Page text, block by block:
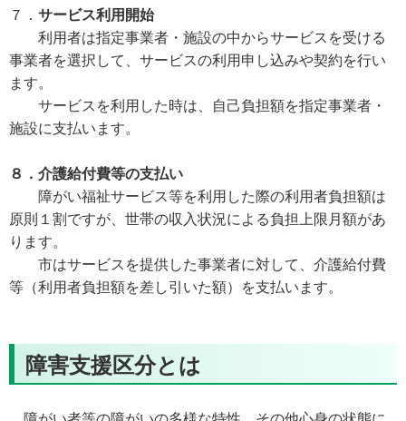
７． サービス利用開始
利用者は指定事業者・施設の中からサービスを受ける
事業者を選択して、サービスの利用申し込みや契約を行い
ます。
サービスを利用した時は、自己負担額を指定事業者・
施設に支払います。
８．介護給付費等の支払い
障がい福祉サービス等を利用した際の利用者負担額は
原則１割ですが、世帯の収入状況による負担上限月額があ
ります。
市はサービスを提供した事業者に対して、介護給付費
等（利用者負担額を差し引いた額）を支払います。
障害支援区分とは